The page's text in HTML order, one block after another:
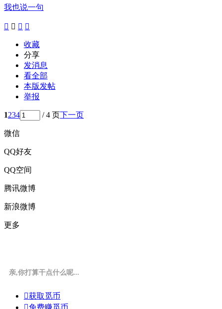
我也说一句
   
收藏
分享
发消息
看全部
本版发帖
举报
1234 / 4 页下一页
微信
QQ好友
QQ空间
腾讯微博
新浪微博
更多
亲,你打算干点什么呢...
获取觅币